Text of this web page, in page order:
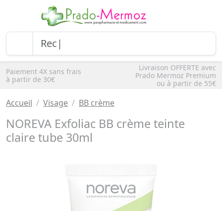
Paiement 4X sans frais
à partir de 30€
Livraison OFFERTE avec
Prado Mermoz Premium
ou à partir de 55€
Accueil Visage BB crème
NOREVA Exfoliac BB crème teinte
claire tube 30ml